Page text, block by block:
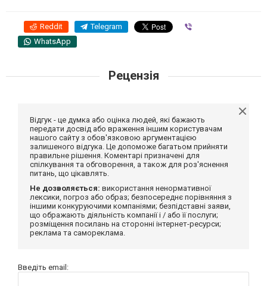
Reddit Telegram
WhatsApp
Рецензія
Відгук - це думка або оцінка людей, які бажають
передати досвід або враження іншим користувачам
нашого сайту з обов'язковою аргументацією
залишеного відгука. Це допоможе багатьом прийняти
правильне рішення. Коментарі призначені для
спілкування та обговорення, а також для роз'яснення
питань, що цікавлять.
Не дозволяється: використання ненормативної
лексики, погроз або образ; безпосереднє порівняння з
іншими конкуруючими компаніями; безпідставні заяви,
що ображають діяльність компанії і / або її послуги;
розміщення посилань на сторонні інтернет-ресурси;
реклама та самореклама.
Введіть email: